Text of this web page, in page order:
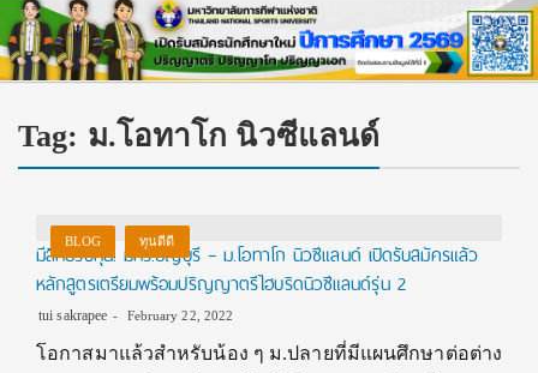
Tag: ม.โอทาโก นิวซีแลนด์
BLOG ทุนดีดี
มีสิทธิ์รับทุน! มทร.ธัญบุรี – ม.โอทาโก นิวซีแลนด์ เปิดรับสมัครแล้ว
หลักสูตรเตรียมพร้อมปริญญาตรีไฮบริดนิวซีแลนด์รุ่น 2
tui sakrapee February 22, 2022
โอกาสมาแล้วสำหรับน้อง ๆ ม.ปลายที่มีแผนศึกษาต่อต่าง